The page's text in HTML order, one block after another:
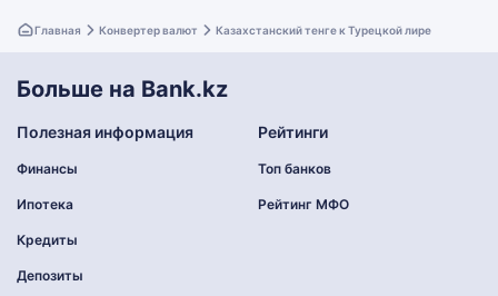
Главная Конвертер валют Казахстанский тенге к Турецкой лире
Больше на Bank.kz
Полезная информация
Финансы
Ипотека
Кредиты
Депозиты
Рейтинги
Топ банков
Рейтинг МФО